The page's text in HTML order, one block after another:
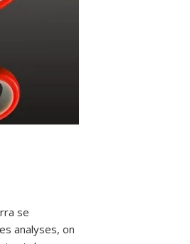
se
analyses, on